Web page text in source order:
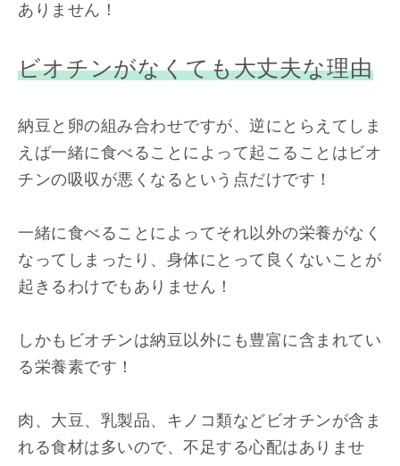
ありません！
ビオチンがなくても大丈夫な理由
納豆と卵の組み合わせですが、逆にとらえてしま
えば一緒に食べることによって起こることはビオ
チンの吸収が悪くなるという点だけです！
一緒に食べることによってそれ以外の栄養がなく
なってしまったり、身体にとって良くないことが
起きるわけでもありません！
しかもビオチンは納豆以外にも豊富に含まれてい
る栄養素です！
肉、大豆、乳製品、キノコ類などビオチンが含ま
れる食材は多いので、不足する心配はありませ